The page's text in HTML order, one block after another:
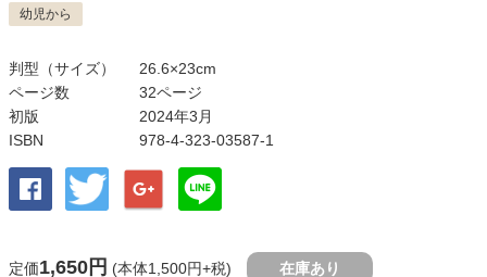
幼児から
判型（サイズ）
26.6×23cm
ページ数
32ページ
初版
2024年3月
ISBN
978-4-323-03587-1
定価1,650円 (本体1,500円+税) 在庫あり